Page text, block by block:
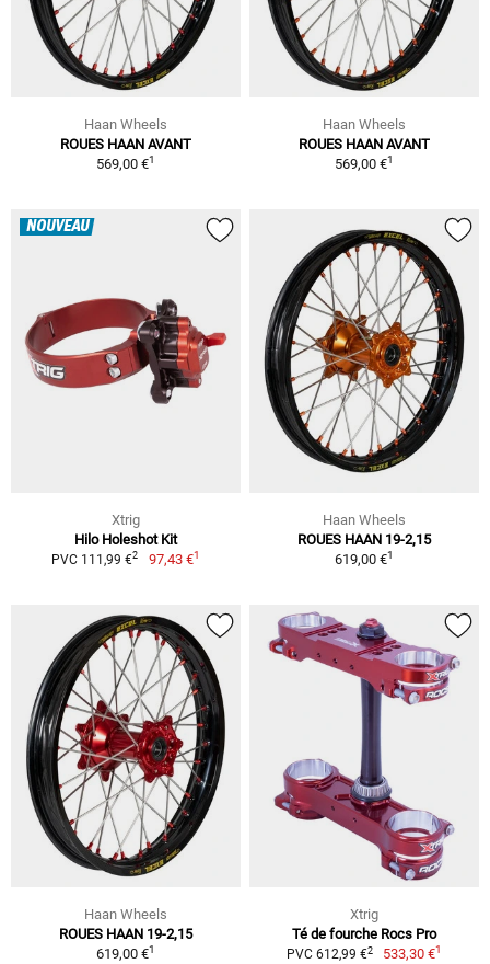
Haan Wheels
ROUES HAAN AVANT
569,00 €1
Haan Wheels
ROUES HAAN AVANT
569,00 €1
NOUVEAU
Xtrig
Hilo Holeshot Kit
PVC 111,99 €2 97,43 €1
Haan Wheels
ROUES HAAN 19-2,15
619,00 €1
Haan Wheels
ROUES HAAN 19-2,15
619,00 €1
Xtrig
Té de fourche Rocs Pro
PVC 612,99 €2 533,30 €1